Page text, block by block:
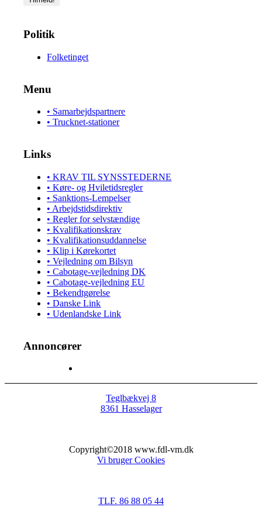
Politik
Folketinget
Menu
• Samarbejdspartnere
• Trucknet-stationer
Links
• KRAV TIL SYNSSTEDERNE
• Køre- og Hviletidsregler
• Sanktions-Lempelser
• Arbejdstidsdirektiv
• Regler for selvstændige
• Kvalifikationskrav
• Kvalifikationsuddannelse
• Klip i Kørekortet
• Vejledning om Bilsyn
• Cabotage-vejledning DK
• Cabotage-vejledning EU
• Bekendtgørelse
• Danske Link
• Udenlandske Link
Annoncører
Teglbækvej 8
8361 Hasselager
Copyright©2018 www.fdl-vm.dk
Vi bruger Cookies
TLF. 86 88 05 44